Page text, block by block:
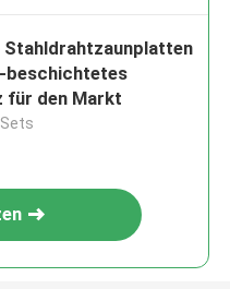
Stahldrahtzaunplatten
beschichtetes
für den Markt